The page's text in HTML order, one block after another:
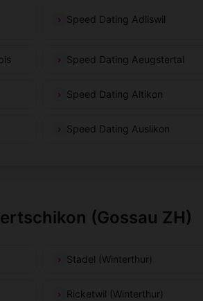
Speed Dating Adliswil
Speed Dating Aeugstertal
Speed Dating Altikon
Speed Dating Auslikon
(Gossau ZH)
Stadel (Winterthur)
Ricketwil (Winterthur)